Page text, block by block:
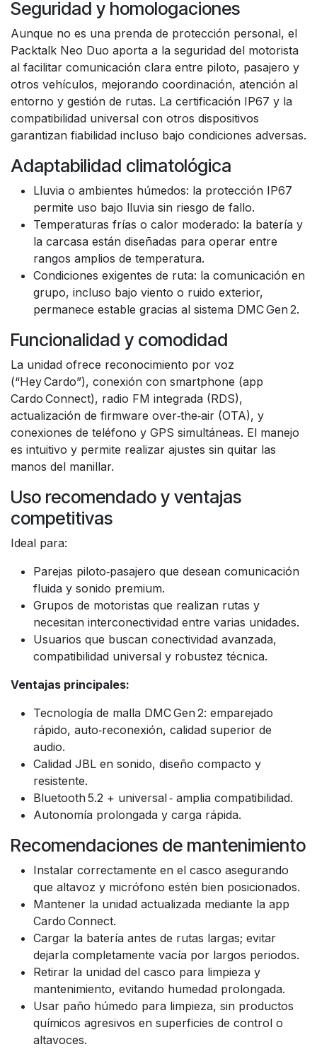
Seguridad y homologaciones
Aunque no es una prenda de protección personal, el
Packtalk Neo Duo aporta a la seguridad del motorista
al facilitar comunicación clara entre piloto, pasajero y
otros vehículos, mejorando coordinación, atención al
entorno y gestión de rutas. La certificación IP67 y la
compatibilidad universal con otros dispositivos
garantizan fiabilidad incluso bajo condiciones adversas.
Adaptabilidad climatológica
Lluvia o ambientes húmedos: la protección IP67
permite uso bajo lluvia sin riesgo de fallo.
Temperaturas frías o calor moderado: la batería y
la carcasa están diseñadas para operar entre
rangos amplios de temperatura.
Condiciones exigentes de ruta: la comunicación en
grupo, incluso bajo viento o ruido exterior,
permanece estable gracias al sistema DMC Gen 2.
Funcionalidad y comodidad
La unidad ofrece reconocimiento por voz
(“Hey Cardo”), conexión con smartphone (app
Cardo Connect), radio FM integrada (RDS),
actualización de firmware over‑the‑air (OTA), y
conexiones de teléfono y GPS simultáneas. El manejo
es intuitivo y permite realizar ajustes sin quitar las
manos del manillar.
Uso recomendado y ventajas
competitivas
Ideal para:
Parejas piloto‑pasajero que desean comunicación
fluida y sonido premium.
Grupos de motoristas que realizan rutas y
necesitan interconectividad entre varias unidades.
Usuarios que buscan conectividad avanzada,
compatibilidad universal y robustez técnica.
Ventajas principales:
Tecnología de malla DMC Gen 2: emparejado
rápido, auto‑reconexión, calidad superior de
audio.
Calidad JBL en sonido, diseño compacto y
resistente.
Bluetooth 5.2 + universal ‑ amplia compatibilidad.
Autonomía prolongada y carga rápida.
Recomendaciones de mantenimiento
Instalar correctamente en el casco asegurando
que altavoz y micrófono estén bien posicionados.
Mantener la unidad actualizada mediante la app
Cardo Connect.
Cargar la batería antes de rutas largas; evitar
dejarla completamente vacía por largos periodos.
Retirar la unidad del casco para limpieza y
mantenimiento, evitando humedad prolongada.
Usar paño húmedo para limpieza, sin productos
químicos agresivos en superficies de control o
altavoces.